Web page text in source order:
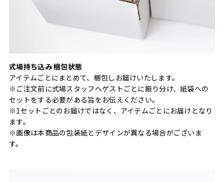
式場持ち込み 梱包状態
アイテムごとにまとめて、梱包しお届けいたします。
※ご注文前に式場スタッフへゲストごとに振り分け、紙袋への
セットをする必要がある旨をお伝えください。
※1セットごとのお届けではなく、アイテムごとにお届けとなり
ます。
※画像は本商品の包装紙とデザインが異なる場合がございま
す。